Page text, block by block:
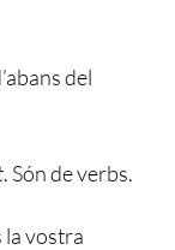
del
. Són de verbs.
la vostra